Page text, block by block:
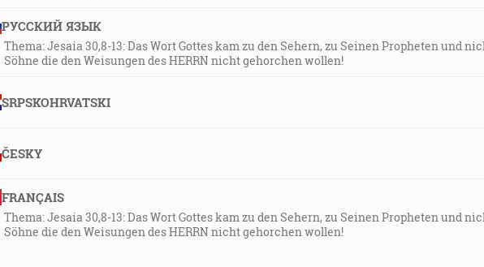
РУССКИЙ ЯЗЫК
Thema: Jesaia 30,8-13: Das Wort Gottes kam zu den Sehern, zu Seinen Propheten und
Söhne die den Weisungen des HERRN nicht gehorchen wollen!
SRPSKOHRVATSKI
ČESKY
FRANÇAIS
Thema: Jesaia 30,8-13: Das Wort Gottes kam zu den Sehern, zu Seinen Propheten und
Söhne die den Weisungen des HERRN nicht gehorchen wollen!